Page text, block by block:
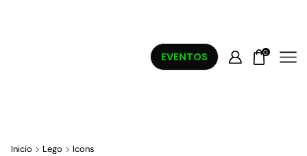
EVENTOS 0
Inicio Lego Icons